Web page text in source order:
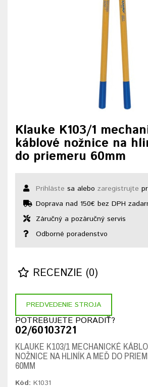
Klauke K103/1
káblové nožnice na
do priemeru 60mm
Prihláste sa alebo zaregistrujte
Doprava nad 150€ bez DPH
Záručný a pozáručný servis
Odborné poradenstvo
RECENZIE (0)
PREDVEDENIE STROJA
POTREBUJETE PORADIŤ?
02/60103721
KLAUKE K103/1 MECHANICKÉ
NOŽNICE NA HLINÍK A MEĎ DO
60MM
Kód: K1031